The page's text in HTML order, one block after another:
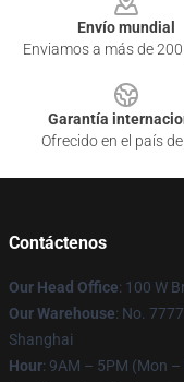
Envío mundial
Enviamos a más de
Garantía
Ofrecido en el país
Contáctenos
Our Head Office: 100 W
Our Warehouse: No.
Shanghai
Hour: 9AM – 5PM (Mon –